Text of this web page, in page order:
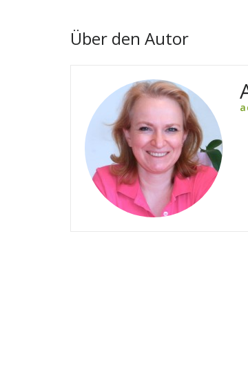
Über den Autor